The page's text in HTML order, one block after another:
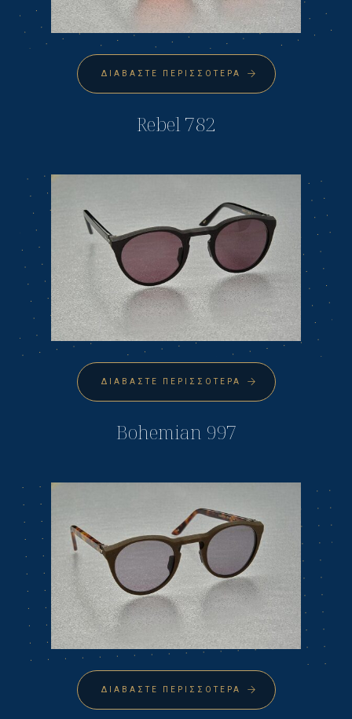
ΔΙΑΒΆΣΤΕ ΠΕΡΙΣΣΌΤΕΡΑ
Rebel 782
ΔΙΑΒΆΣΤΕ ΠΕΡΙΣΣΌΤΕΡΑ
Bohemian 997
ΔΙΑΒΆΣΤΕ ΠΕΡΙΣΣΌΤΕΡΑ